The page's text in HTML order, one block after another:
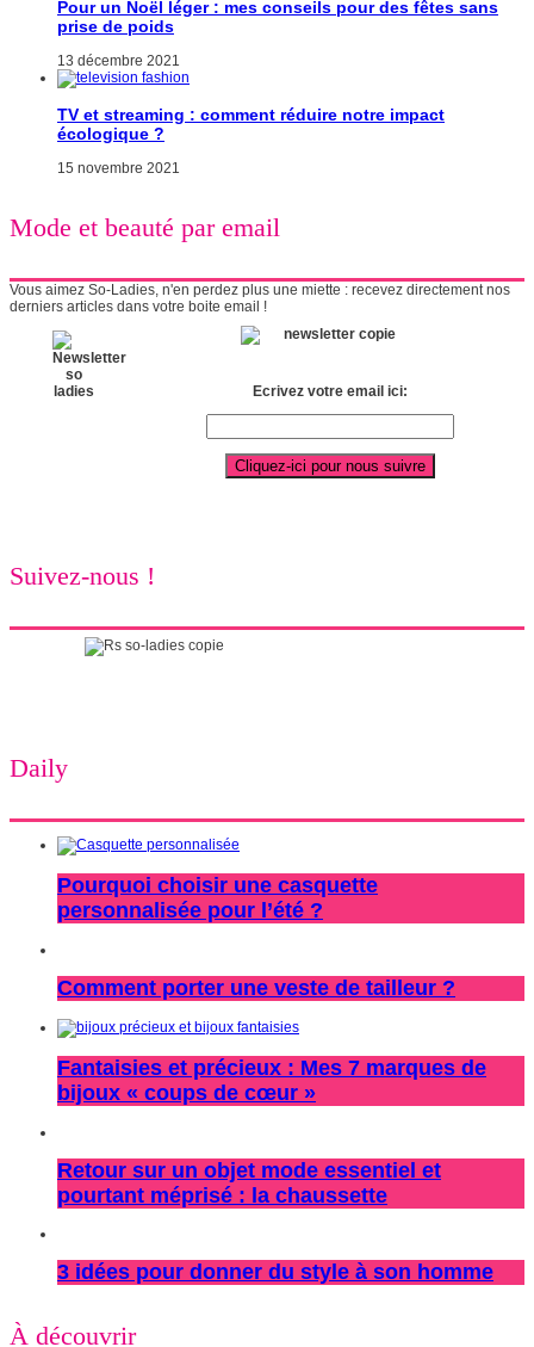
Pour un Noël léger : mes conseils pour des fêtes sans
prise de poids
13 décembre 2021
TV et streaming : comment réduire notre impact
écologique ?
15 novembre 2021
Mode et beauté par email
Vous aimez So-Ladies, n'en perdez plus une miette : recevez directement nos
derniers articles dans votre boite email !
Ecrivez votre email ici:
Suivez-nous !
Daily
Pourquoi choisir une casquette
personnalisée pour l’été ?
Comment porter une veste de tailleur ?
Fantaisies et précieux : Mes 7 marques de
bijoux « coups de cœur »
Retour sur un objet mode essentiel et
pourtant méprisé : la chaussette
3 idées pour donner du style à son homme
À découvrir